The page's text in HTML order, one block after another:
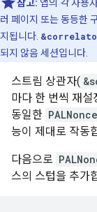
참고: 앱의 각 사용
러 페이지 또는 동등한
지됩니다.
되지 않음 세션입니다.
스트림 상관자(
마다 한 번씩 재설
동일한
능이 제대로 작동
다음으로
스의 스텁을 추가